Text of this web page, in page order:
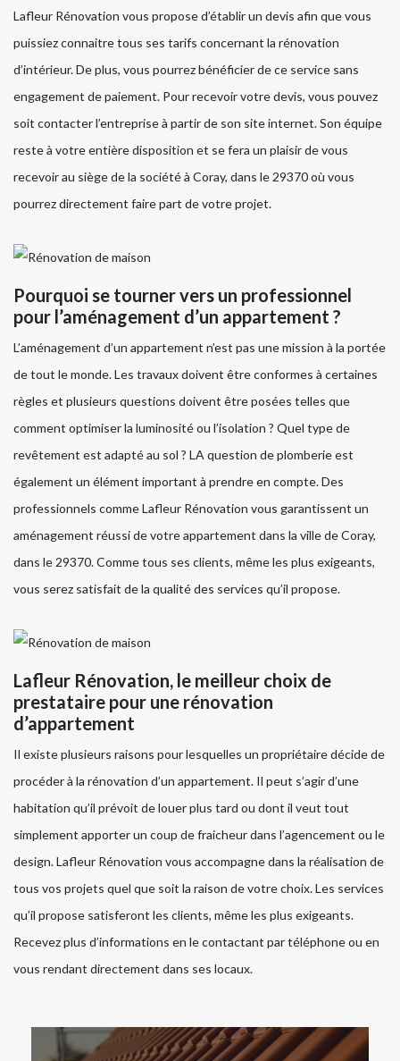
Lafleur Rénovation vous propose d’établir un devis afin que vous
puissiez connaitre tous ses tarifs concernant la rénovation
d’intérieur. De plus, vous pourrez bénéficier de ce service sans
engagement de paiement. Pour recevoir votre devis, vous pouvez
soit contacter l’entreprise à partir de son site internet. Son équipe
reste à votre entière disposition et se fera un plaisir de vous
recevoir au siège de la société à Coray, dans le 29370 où vous
pourrez directement faire part de votre projet.
Pourquoi se tourner vers un professionnel
pour l’aménagement d’un appartement ?
L’aménagement d’un appartement n’est pas une mission à la portée
de tout le monde. Les travaux doivent être conformes à certaines
règles et plusieurs questions doivent être posées telles que
comment optimiser la luminosité ou l’isolation ? Quel type de
revêtement est adapté au sol ? LA question de plomberie est
également un élément important à prendre en compte. Des
professionnels comme Lafleur Rénovation vous garantissent un
aménagement réussi de votre appartement dans la ville de Coray,
dans le 29370. Comme tous ses clients, même les plus exigeants,
vous serez satisfait de la qualité des services qu’il propose.
Lafleur Rénovation, le meilleur choix de
prestataire pour une rénovation
d’appartement
Il existe plusieurs raisons pour lesquelles un propriétaire décide de
procéder à la rénovation d’un appartement. Il peut s’agir d’une
habitation qu’il prévoit de louer plus tard ou dont il veut tout
simplement apporter un coup de fraicheur dans l’agencement ou le
design. Lafleur Rénovation vous accompagne dans la réalisation de
tous vos projets quel que soit la raison de votre choix. Les services
qu’il propose satisferont les clients, même les plus exigeants.
Recevez plus d’informations en le contactant par téléphone ou en
vous rendant directement dans ses locaux.